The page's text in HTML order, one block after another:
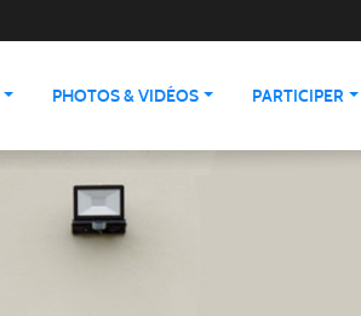
PHOTOS & VIDÉOS PARTICIPER